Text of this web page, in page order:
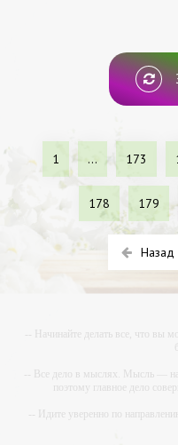
Назад
1 ... 173
178 179
-- Начинайте делать все, что вы
-- Все дело в мыслях. Мысль —
поэтому главное дело
-- Идите уверенно по